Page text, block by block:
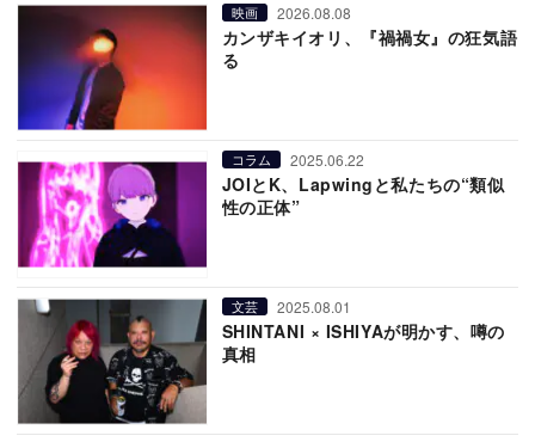
映画 2026.08.08
カンザキイオリ、『禍禍女』の狂気語
る
コラム 2025.06.22
JOIとK、Lapwingと私たちの“類似
性の正体”
文芸 2025.08.01
SHINTANI × ISHIYAが明かす、噂の
真相